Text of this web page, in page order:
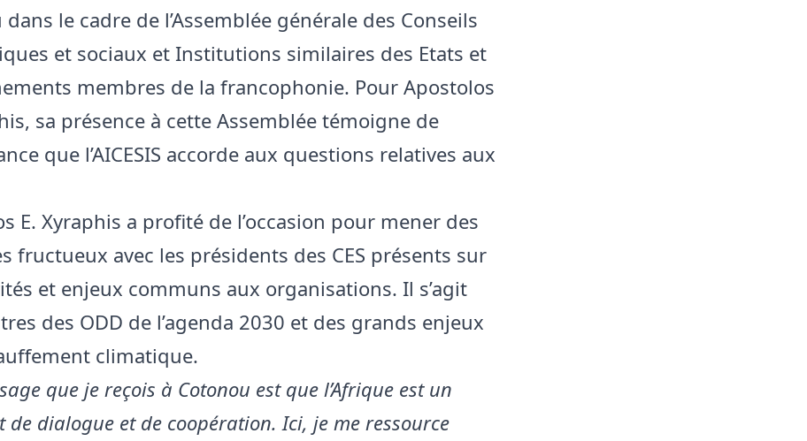
le cadre de l’Assemblée générale des Conseils
et sociaux et Institutions similaires des Etats et
membres de la francophonie. Pour Apostolos
sa présence à cette Assemblée témoigne de
que l’AICESIS accorde aux questions relatives aux
E. Xyraphis a profité de l’occasion pour mener des
fructueux avec les présidents des CES présents sur
et enjeux communs aux organisations. Il s’agit
des ODD de l’agenda 2030 et des grands enjeux
climatique.
que je reçois à Cotonou est que l’Afrique est un
de dialogue et de coopération. Ici, je me ressource